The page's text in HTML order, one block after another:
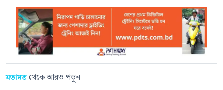
মতামত থেকে আরও পড়ুন